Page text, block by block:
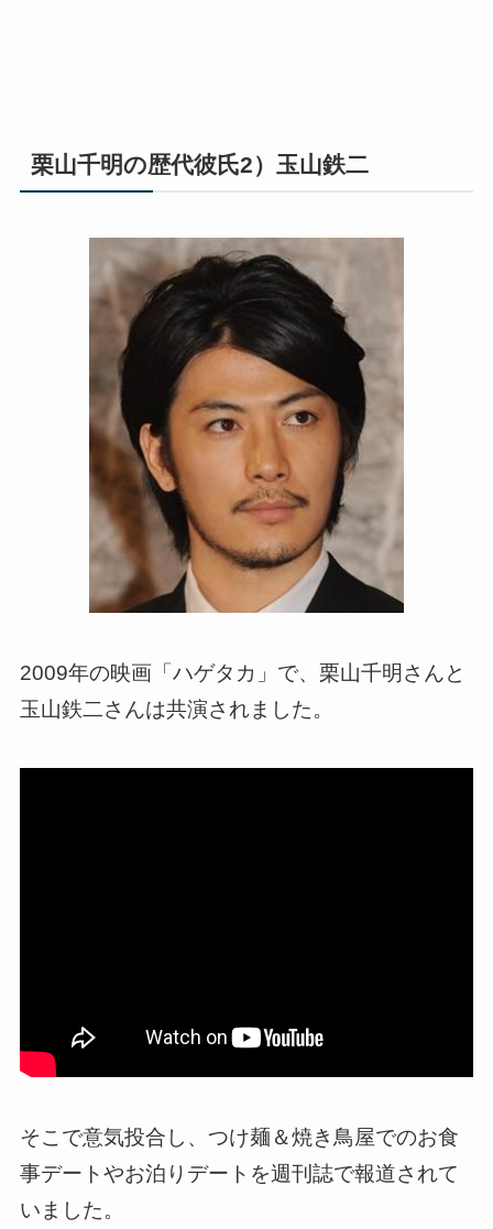
栗山千明の歴代彼氏2）玉山鉄二
2009年の映画「ハゲタカ」で、栗山千明さんと
玉山鉄二さんは共演されました。
そこで意気投合し、つけ麺＆焼き鳥屋でのお食
事デートやお泊りデートを週刊誌で報道されて
いました。